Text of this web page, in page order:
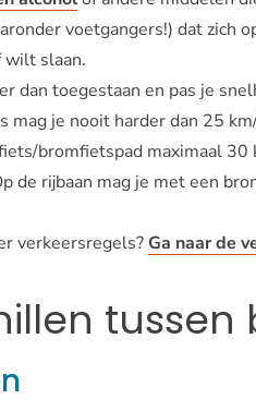
voetgangers!) dat zich
wilt slaan.
dan toegestaan en pas je
mag je nooit harder dan 25
bromfietspad maximaal
de rijbaan mag je met een
verkeersregels? Ga naar de